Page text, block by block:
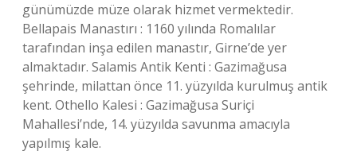
günümüzde müze olarak hizmet vermektedir.
Bellapais Manastırı : 1160 yılında Romalılar
tarafından inşa edilen manastır, Girne’de yer
almaktadır. Salamis Antik Kenti : Gazimağusa
şehrinde, milattan önce 11. yüzyılda kurulmuş antik
kent. Othello Kalesi : Gazimağusa Suriçi
Mahallesi’nde, 14. yüzyılda savunma amacıyla
yapılmış kale.